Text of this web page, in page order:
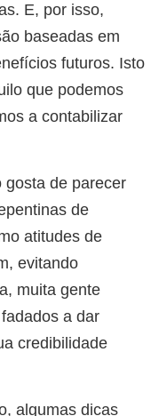
E, por isso,
baseadas em
futuros. Isto
que podemos
a contabilizar
gosta de parecer
de
atitudes de
evitando
muita gente
a dar
credibilidade
algumas dicas